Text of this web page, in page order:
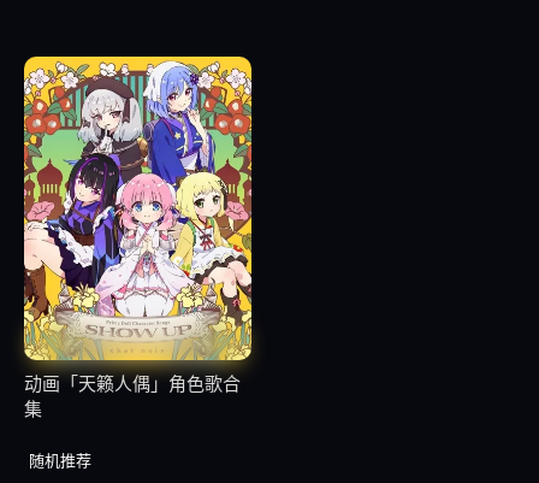
25 11.02.Alchemy
11.03.My Song
27 11.04.Last song
28
29 11.06.Million Star
动画「天籁人偶」角色歌合
集
随机推荐